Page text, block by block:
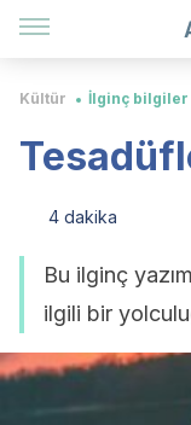
Kültür İlginç bilgiler
4 dakika
Bu ilginç
ilgili bir